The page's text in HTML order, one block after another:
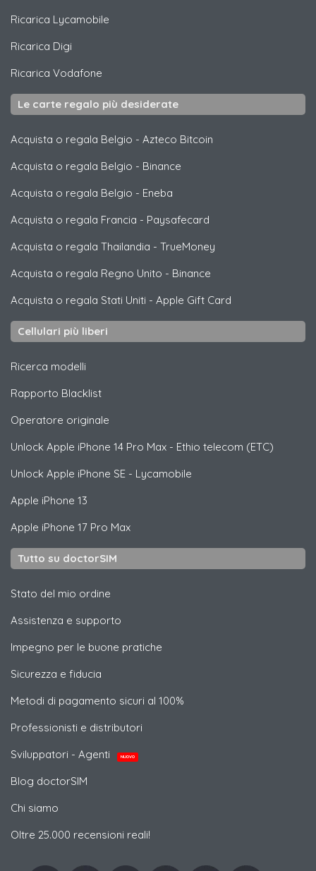
Ricarica Lycamobile
Ricarica Digi
Ricarica Vodafone
Le carte regalo più desiderate
Acquista o regala Belgio - Azteco Bitcoin
Acquista o regala Belgio - Binance
Acquista o regala Belgio - Eneba
Acquista o regala Francia - Paysafecard
Acquista o regala Thailandia - TrueMoney
Acquista o regala Regno Unito - Binance
Acquista o regala Stati Uniti - Apple Gift Card
Cellulari più liberi
Ricerca modelli
Rapporto Blacklist
Operatore originale
Unlock Apple iPhone 14 Pro Max - Ethio telecom (ETC)
Unlock Apple iPhone SE - Lycamobile
Apple iPhone 13
Apple iPhone 17 Pro Max
Tutto su doctorSIM
Stato del mio ordine
Assistenza e supporto
Impegno per le buone pratiche
Sicurezza e fiducia
Metodi di pagamento sicuri al 100%
Professionisti e distributori
Sviluppatori - Agenti
NUOVO
Blog doctorSIM
Chi siamo
Oltre 25.000 recensioni reali!